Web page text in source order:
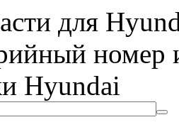
для
номер
Hyundai